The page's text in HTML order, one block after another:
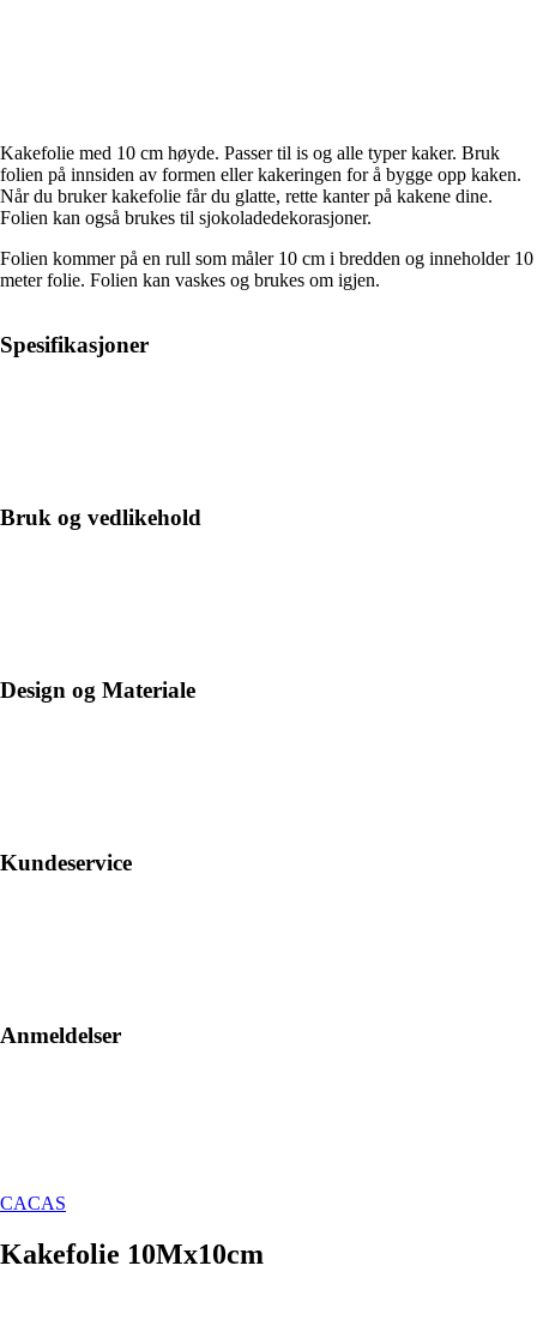
Kakefolie med 10 cm høyde. Passer til is og alle typer kaker. Bruk
folien på innsiden av formen eller kakeringen for å bygge opp kaken.
Når du bruker kakefolie får du glatte, rette kanter på kakene dine.
Folien kan også brukes til sjokoladedekorasjoner.
Folien kommer på en rull som måler 10 cm i bredden og inneholder 10
meter folie. Folien kan vaskes og brukes om igjen.
Spesifikasjoner
Bruk og vedlikehold
Design og Materiale
Kundeservice
Anmeldelser
CACAS
Kakefolie 10Mx10cm